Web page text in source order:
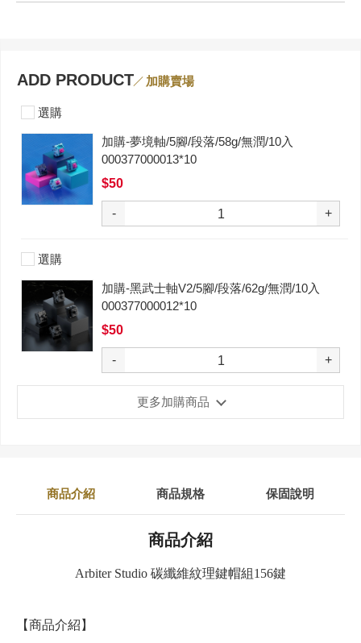
ADD PRODUCT 加購賣場
選購
加購-夢境軸/5腳/段落/58g/無潤/10入
000377000013*10
$50
- +
選購
加購-黑武士軸V2/5腳/段落/62g/無潤/10入
000377000012*10
$50
- +
更多加購商品
商品介紹 商品規格 保固說明
商品介紹
Arbiter Studio 碳纖維紋理鍵帽組156鍵
【商品介紹】